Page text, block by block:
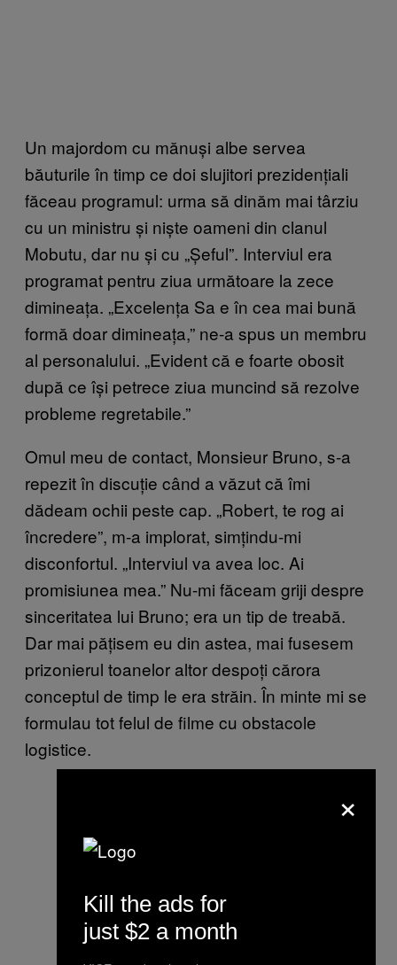
Un majordom cu mănuși albe servea
băuturile în timp ce doi slujitori prezidențiali
făceau programul: urma să dinăm mai târziu
cu un ministru și niște oameni din clanul
Mobutu, dar nu și cu „Șeful”. Interviul era
programat pentru ziua următoare la zece
dimineața. „Excelența Sa e în cea mai bună
formă doar dimineața,” ne-a spus un membru
al personalului. „Evident că e foarte obosit
după ce își petrece ziua muncind să rezolve
probleme regretabile.”
Omul meu de contact, Monsieur Bruno, s-a
repezit în discuție când a văzut că îmi
dădeam ochii peste cap. „Robert, te rog ai
încredere”, m-a implorat, simțindu-mi
disconfortul. „Interviul va avea loc. Ai
promisiunea mea.” Nu-mi făceam griji despre
sinceritatea lui Bruno; era un tip de treabă.
Dar mai pățisem eu din astea, mai fusesem
prizonierul toanelor altor despoți cărora
conceptul de timp le era străin. În minte mi se
formulau tot felul de filme cu obstacole
logistice.
×
Kill the ads for
just $2 a month